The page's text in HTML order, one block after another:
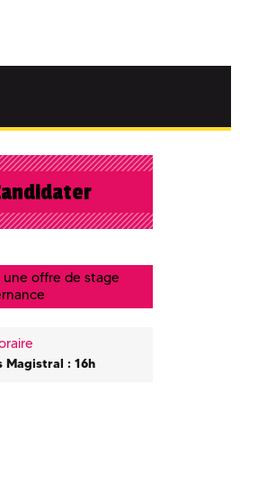
une offre de stage
Magistral : 16h